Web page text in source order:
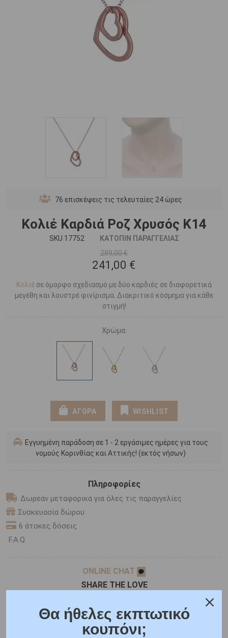
76 επισκέψεις τις τελευταίες 24 ώρες
Κολιέ Καρδιά Ροζ Χρυσός Κ14
SKU 17752
ΚΑΤΟΠΙΝ ΠΑΡΑΓΓΕΛΙΑΣ
289,00 €
241,00 €
Κολιέ σε όμορφο σχεδιασμό με δύο καρδιές σε διαφορετικά
μεγέθη και λουστρέ φινίρισμα. Διακριτικό κόσμημα για κάθε
στιγμή!
Χρώμα:
ΑΓΟΡΑ WISHLIST
Εγγυημένη παράδοση σε 1 - 2 εργάσιμες ημέρες για τους
νομούς Κορινθίας και Αττικής! (εκτός νήσων)
Πληροφορίες
Δωρεάν μεταφορικά για όλες τις παραγγελίες
Συσκευασία δώρου
6 άτοκες δόσεις
F.A.Q.
ONLINE CHAT
SHARE THE LOVE
Χαρακτηριστικά Γιατί εμάς
Θα ήθελες εκπτωτικό
κουπόνι;